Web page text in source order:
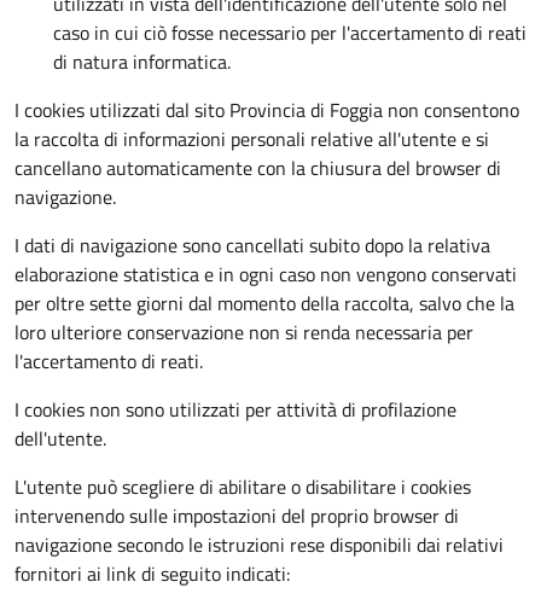
caso in cui ciò fosse necessario per l'accertamento di reati
di natura informatica.
I cookies utilizzati dal sito Provincia di Foggia non consentono
la raccolta di informazioni personali relative all'utente e si
cancellano automaticamente con la chiusura del browser di
navigazione.
I dati di navigazione sono cancellati subito dopo la relativa
elaborazione statistica e in ogni caso non vengono conservati
per oltre sette giorni dal momento della raccolta, salvo che la
loro ulteriore conservazione non si renda necessaria per
l'accertamento di reati.
I cookies non sono utilizzati per attività di profilazione
dell'utente.
L'utente può scegliere di abilitare o disabilitare i cookies
intervenendo sulle impostazioni del proprio browser di
navigazione secondo le istruzioni rese disponibili dai relativi
fornitori ai link di seguito indicati: